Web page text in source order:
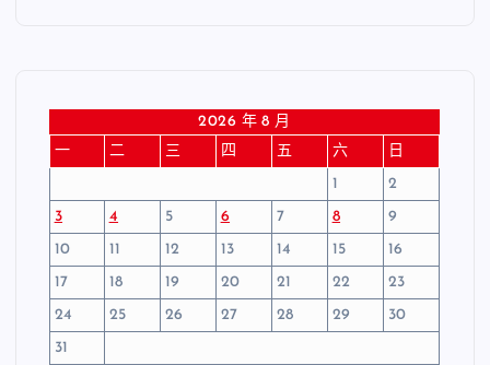
2026 年 8 月
一
二 三 四 五 六
日
1
2
3
4 5 6 7 8
9
10
11 12 13 14 15
16
17
18 19 20 21 22
23
24
25 26 27 28 29
30
31